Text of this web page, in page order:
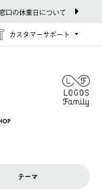
口の休業日について
カスタマーサポート
テーマ